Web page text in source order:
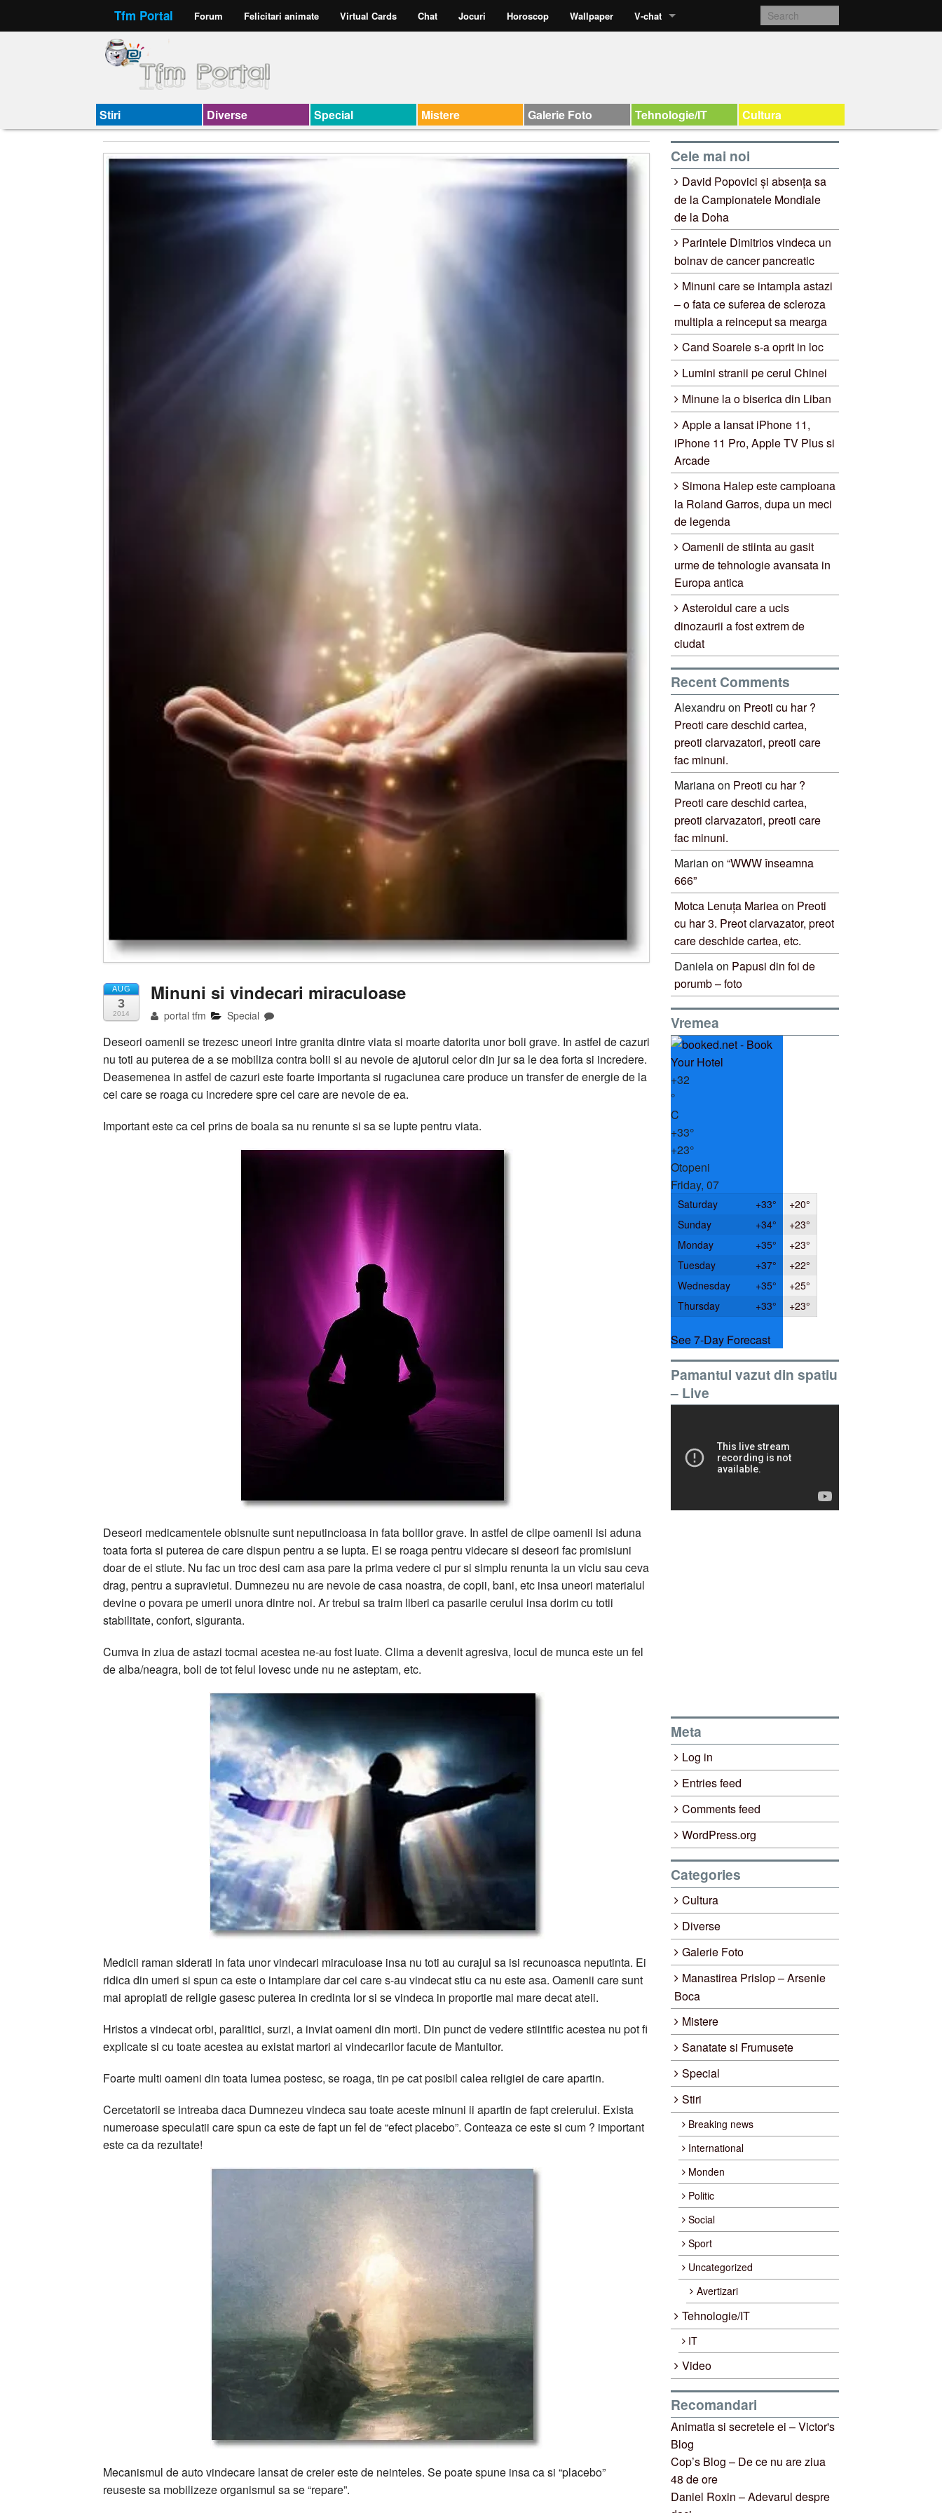
Tfm Portal Forum Felicitari animate Virtual Cards Chat Jocuri Horoscop Wallpaper V-chat
Stiri Diverse Special Mistere Galerie Foto Tehnologie/IT Cultura
AUG
3
2014
Minuni si vindecari miraculoase
portal tfm Special
Deseori oamenii se trezesc uneori intre granita dintre viata si moarte datorita unor boli grave. In astfel de cazuri
nu toti au puterea de a se mobiliza contra bolii si au nevoie de ajutorul celor din jur sa le dea forta si incredere.
Deasemenea in astfel de cazuri este foarte importanta si rugaciunea care produce un transfer de energie de la
cei care se roaga cu incredere spre cel care are nevoie de ea.
Important este ca cel prins de boala sa nu renunte si sa se lupte pentru viata.
Deseori medicamentele obisnuite sunt neputincioasa in fata bolilor grave. In astfel de clipe oamenii isi aduna
toata forta si puterea de care dispun pentru a se lupta. Ei se roaga pentru videcare si deseori fac promisiuni
doar de ei stiute. Nu fac un troc desi cam asa pare la prima vedere ci pur si simplu renunta la un viciu sau ceva
drag, pentru a supravietui. Dumnezeu nu are nevoie de casa noastra, de copii, bani, etc insa uneori materialul
devine o povara pe umerii unora dintre noi. Ar trebui sa traim liberi ca pasarile cerului insa dorim cu totii
stabilitate, confort, siguranta.
Cumva in ziua de astazi tocmai acestea ne-au fost luate. Clima a devenit agresiva, locul de munca este un fel
de alba/neagra, boli de tot felul lovesc unde nu ne asteptam, etc.
Medicii raman siderati in fata unor vindecari miraculoase insa nu toti au curajul sa isi recunoasca neputinta. Ei
ridica din umeri si spun ca este o intamplare dar cei care s-au vindecat stiu ca nu este asa. Oamenii care sunt
mai apropiati de religie gasesc puterea in credinta lor si se vindeca in proportie mai mare decat ateii.
Hristos a vindecat orbi, paralitici, surzi, a inviat oameni din morti. Din punct de vedere stiintific acestea nu pot fi
explicate si cu toate acestea au existat martori ai vindecarilor facute de Mantuitor.
Foarte multi oameni din toata lumea postesc, se roaga, tin pe cat posibil calea religiei de care apartin.
Cercetatorii se intreaba daca Dumnezeu vindeca sau toate aceste minuni ii apartin de fapt creierului. Exista
numeroase speculatii care spun ca este de fapt un fel de “efect placebo”. Conteaza ce este si cum ? important
este ca da rezultate!
Mecanismul de auto vindecare lansat de creier este de neinteles. Se poate spune insa ca si “placebo”
reuseste sa mobilizeze organismul sa se “repare”.
Cele mai noi
David Popovici și absența sa
de la Campionatele Mondiale
de la Doha
Parintele Dimitrios vindeca un
bolnav de cancer pancreatic
Minuni care se intampla astazi
– o fata ce suferea de scleroza
multipla a reinceput sa mearga
Cand Soarele s-a oprit in loc
Lumini stranii pe cerul Chinei
Minune la o biserica din Liban
Apple a lansat iPhone 11,
iPhone 11 Pro, Apple TV Plus si
Arcade
Simona Halep este campioana
la Roland Garros, dupa un meci
de legenda
Oamenii de stiinta au gasit
urme de tehnologie avansata in
Europa antica
Asteroidul care a ucis
dinozaurii a fost extrem de
ciudat
Recent Comments
Alexandru on Preoti cu har ?
Preoti care deschid cartea,
preoti clarvazatori, preoti care
fac minuni.
Marianaon Preoti cu har ?
Preoti care deschid cartea,
preoti clarvazatori, preoti care
fac minuni.
Marian on “WWW înseamna
666”
Motca Lenuța Marieaon Preoti
cu har 3. Preot clarvazator, preot
care deschide cartea, etc.
Danielaon Papusi din foi de
porumb – foto
Vremea
+32
°
C
+33°
+23°
Otopeni
Friday, 07
Saturday +33° +20°
Sunday
+34° +23°
Monday
+35° +23°
Tuesday
+37° +22°
Wednesday
+35° +25°
Thursday
+33° +23°
See 7-Day Forecast
Pamantul vazut din spatiu
– Live
Meta
Log in
Entries feed
Comments feed
WordPress.org
Categories
Cultura
Diverse
Galerie Foto
Manastirea Prislop – Arsenie
Boca
Mistere
Sanatate si Frumusete
Special
Stiri
Breaking news
International
Monden
Politic
Social
Sport
Uncategorized
Avertizari
Tehnologie/IT
IT
Video
Recomandari
Animatia si secretele ei – Victor's
Blog
Cop’s Blog – De ce nu are ziua
48 de ore
Daniel Roxin – Adevarul despre